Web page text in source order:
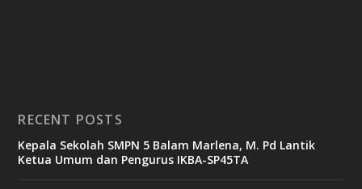
RECENT POSTS
Kepala Sekolah SMPN 5 Balam Marlena, M. Pd Lantik
Ketua Umum dan Pengurus IKBA-SP45TA